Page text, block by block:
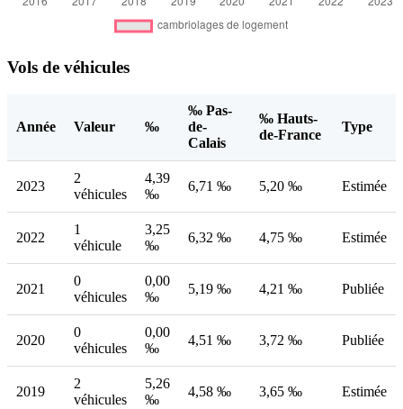
Vols de véhicules
Année Valeur ‰
‰ Pas-
de-
Calais
‰ Hauts-
de-France
Type
2023
2
véhicules
4,39
‰
6,71 ‰ 5,20 ‰ Estimée
2022
1
véhicule
3,25
‰
6,32 ‰ 4,75 ‰ Estimée
2021
0
véhicules
0,00
‰
5,19 ‰ 4,21 ‰ Publiée
2020
0
véhicules
0,00
‰
4,51 ‰ 3,72 ‰ Publiée
2019
2
véhicules
5,26
‰
4,58 ‰ 3,65 ‰ Estimée